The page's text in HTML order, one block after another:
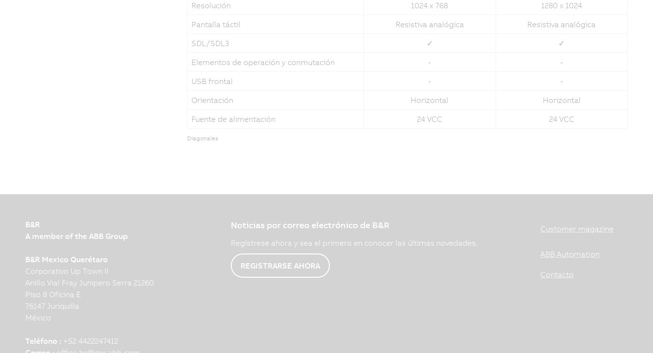
Diagonales
Resolución
1024 x 768
1280 x 1024
Pantalla táctil
Resistiva analógica
Resistiva analógica
SDL/SDL3
✓
✓
Elementos de operación y conmutación
-
-
USB frontal
-
-
Orientación
Horizontal
Horizontal
Fuente de alimentación
24 VCC 24 VCC
B&R
A member of the ABB Group
B&R Mexico Querétaro
Corporativo Up Town II
Anillo Vial Fray Junipero Serra 21260
Piso 8 Oficina E
76147 Juriquilla
México
Teléfono : +52 4422247412
Noticias por correo electrónico de B&R
Regístrese ahora y sea el primero en conocer las últimas novedades.
REGISTRARSE AHORA
Customer magazine
ABB Automation
Contacto